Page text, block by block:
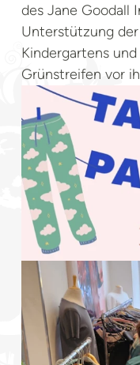
des Jane Goodall
Unterstützung
Kindergartens
Grünstreifen vor